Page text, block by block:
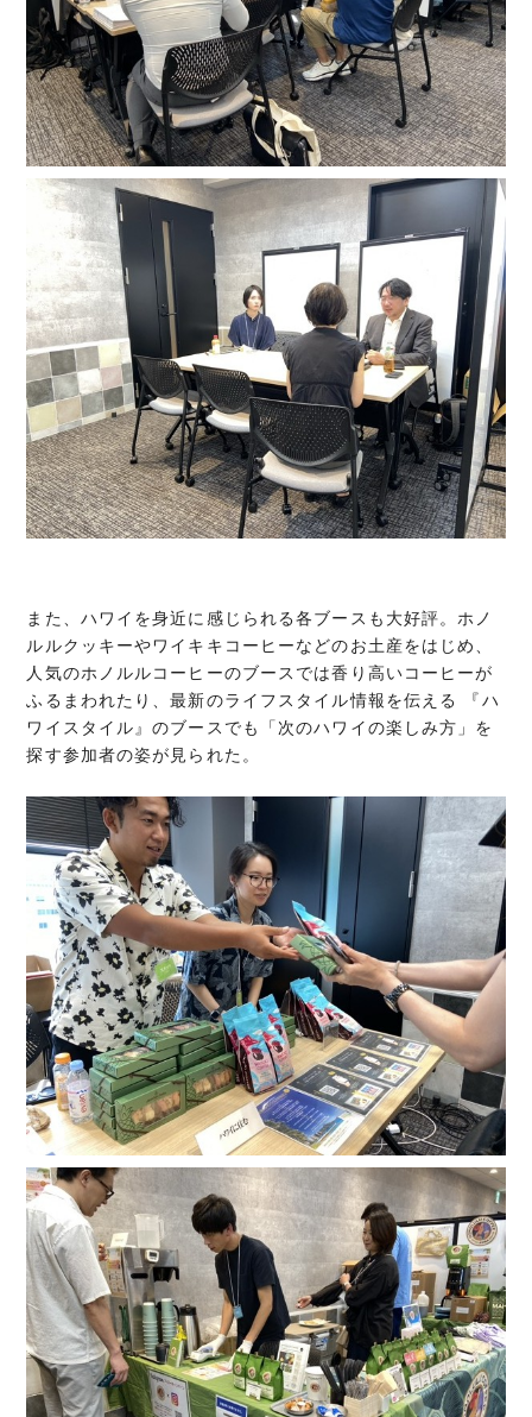
また、ハワイを身近に感じられる各ブースも大好評。ホノ
ルルクッキーやワイキキコーヒーなどのお土産をはじめ、
人気のホノルルコーヒーのブースでは香り高いコーヒーが
ふるまわれたり、最新のライフスタイル情報を伝える 『ハ
ワイスタイル』のブースでも「次のハワイの楽しみ方」を
探す参加者の姿が見られた。